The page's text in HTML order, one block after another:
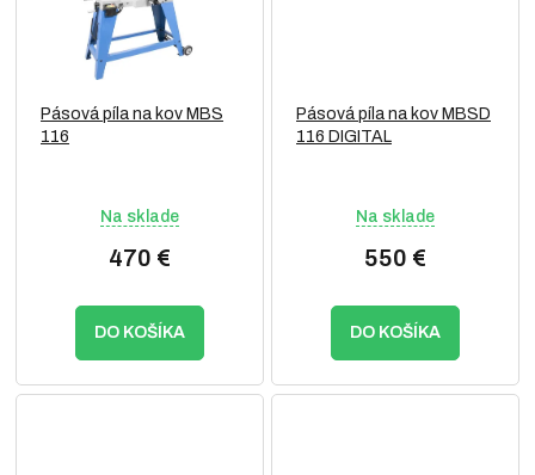
Pásová píla na kov MBS
116
Na sklade
470 €
DO KOŠÍKA
Pásová píla na kov MBSD
116 DIGITAL
Na sklade
550 €
DO KOŠÍKA